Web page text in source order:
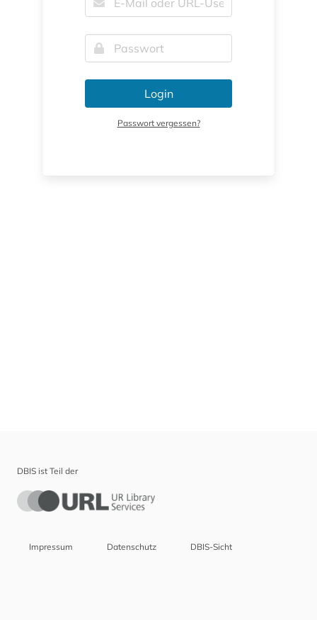
Login
Passwort vergessen?
DBIS ist Teil der
Impressum Datenschutz DBIS-Sicht